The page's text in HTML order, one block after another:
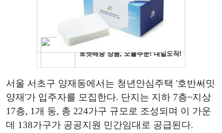
서울 서초구 양재동에서는 청년안심주택 '호반써밋
양재'가 입주자를 모집한다. 단지는 지하 7층~지상
17층, 1개 동, 총 224가구 규모로 조성되며 이 가운
데 138가구가 공공지원 민간임대로 공급된다.